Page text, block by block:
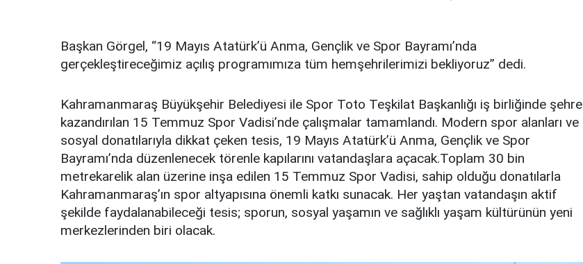
Başkan Görgel, “19 Mayıs Atatürk’ü Anma, Gençlik ve Spor Bayramı’nda
gerçekleştireceğimiz açılış programımıza tüm hemşehrilerimizi bekliyoruz” dedi.
Kahramanmaraş Büyükşehir Belediyesi ile Spor Toto Teşkilat Başkanlığı iş birliğinde şehre
kazandırılan 15 Temmuz Spor Vadisi’nde çalışmalar tamamlandı. Modern spor alanları ve
sosyal donatılarıyla dikkat çeken tesis, 19 Mayıs Atatürk’ü Anma, Gençlik ve Spor
Bayramı’nda düzenlenecek törenle kapılarını vatandaşlara açacak.Toplam 30 bin
metrekarelik alan üzerine inşa edilen 15 Temmuz Spor Vadisi, sahip olduğu donatılarla
Kahramanmaraş’ın spor altyapısına önemli katkı sunacak. Her yaştan vatandaşın aktif
şekilde faydalanabileceği tesis; sporun, sosyal yaşamın ve sağlıklı yaşam kültürünün yeni
merkezlerinden biri olacak.